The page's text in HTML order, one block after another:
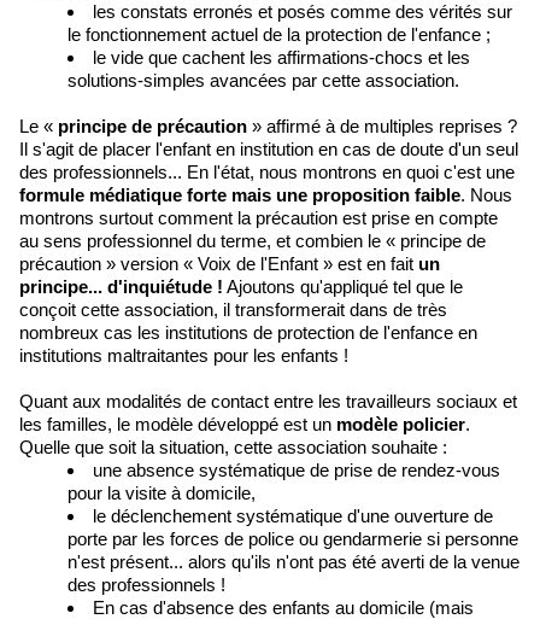
les constats erronés et posés comme des vérités sur
le fonctionnement actuel de la protection de l'enfance ;
le vide que cachent les affirmations-chocs et les
solutions-simples avancées par cette association.
Le « principe de précaution » affirmé à de multiples reprises ?
Il s'agit de placer l'enfant en institution en cas de doute d'un seul
des professionnels... En l'état, nous montrons en quoi c'est une
formule médiatique forte mais une proposition faible. Nous
montrons surtout comment la précaution est prise en compte
au sens professionnel du terme, et combien le « principe de
précaution » version « Voix de l'Enfant » est en fait un
principe... d'inquiétude ! Ajoutons qu'appliqué tel que le
conçoit cette association, il transformerait dans de très
nombreux cas les institutions de protection de l'enfance en
institutions maltraitantes pour les enfants !
Quant aux modalités de contact entre les travailleurs sociaux et
les familles, le modèle développé est un modèle policier.
Quelle que soit la situation, cette association souhaite :
une absence systématique de prise de rendez-vous
pour la visite à domicile,
le déclenchement systématique d'une ouverture de
porte par les forces de police ou gendarmerie si personne
n'est présent... alors qu'ils n'ont pas été averti de la venue
des professionnels !
En cas d'absence des enfants au domicile (mais